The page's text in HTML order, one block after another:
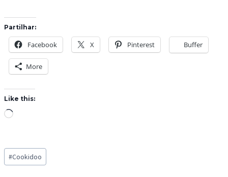
Partilhar:
Facebook X Pinterest Buffer
More
Like this:
L
d
i
Post
Tags:
#Cookidoo